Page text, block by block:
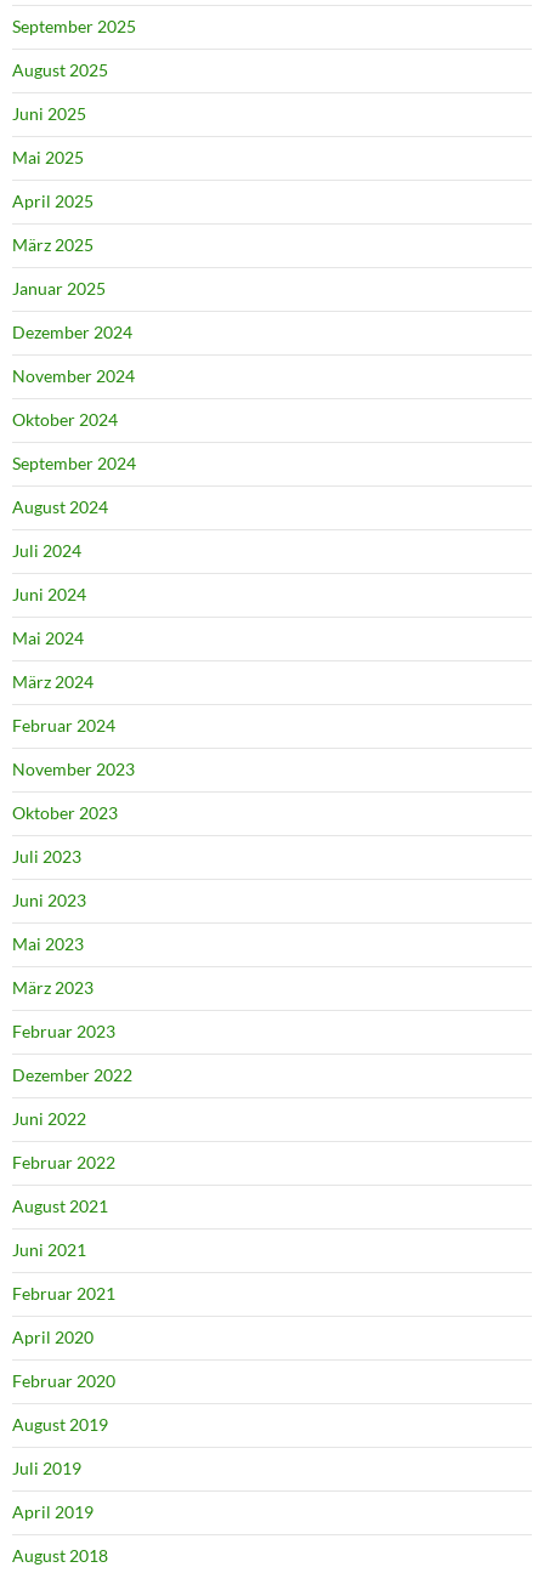
September 2025
August 2025
Juni 2025
Mai 2025
April 2025
März 2025
Januar 2025
Dezember 2024
November 2024
Oktober 2024
September 2024
August 2024
Juli 2024
Juni 2024
Mai 2024
März 2024
Februar 2024
November 2023
Oktober 2023
Juli 2023
Juni 2023
Mai 2023
März 2023
Februar 2023
Dezember 2022
Juni 2022
Februar 2022
August 2021
Juni 2021
Februar 2021
April 2020
Februar 2020
August 2019
Juli 2019
April 2019
August 2018